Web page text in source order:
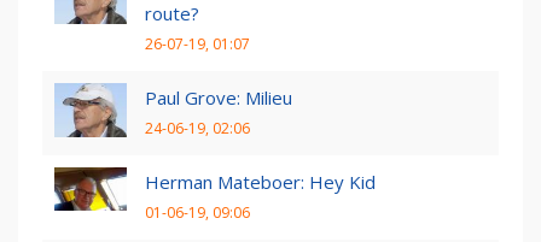
route?
26-07-19, 01:07
Paul Grove: Milieu
24-06-19, 02:06
Herman Mateboer: Hey Kid
01-06-19, 09:06